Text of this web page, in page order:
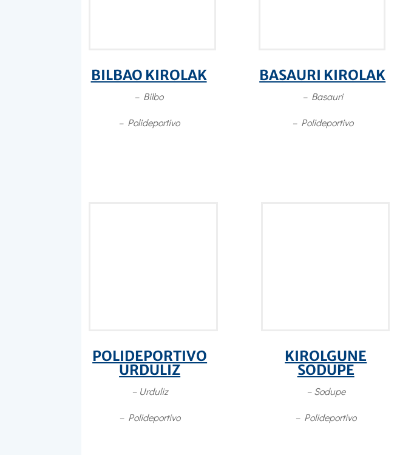
BILBAO KIROLAK
– Bilbo
– Polideportivo
BASAURI KIROLAK
– Basauri
– Polideportivo
POLIDEPORTIVO
URDULIZ
– Urduliz
– Polideportivo
KIROLGUNE
SODUPE
– Sodupe
– Polideportivo